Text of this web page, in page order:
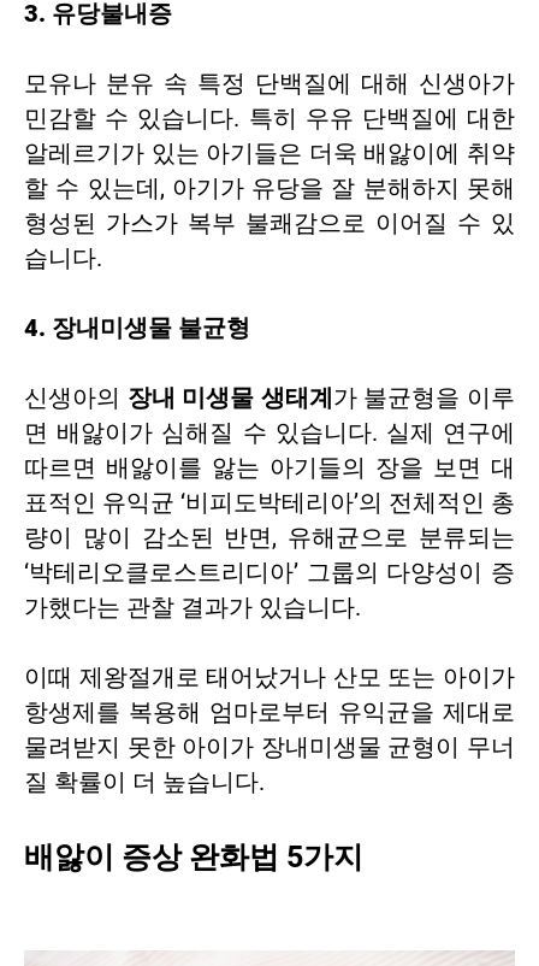
3. 유당불내증
모유나 분유 속 특정 단백질에 대해 신생아가
민감할 수 있습니다. 특히 우유 단백질에 대한
알레르기가 있는 아기들은 더욱 배앓이에 취약
할 수 있는데, 아기가 유당을 잘 분해하지 못해
형성된 가스가 복부 불쾌감으로 이어질 수 있
습니다.
4. 장내미생물 불균형
신생아의 장내 미생물 생태계 가 불균형을 이루
면 배앓이가 심해질 수 있습니다. 실제 연구에
따르면 배앓이를 앓는 아기들의 장을 보면 대
표적인 유익균 ‘비피도박테리아’의 전체적인 총
량이 많이 감소된 반면, 유해균으로 분류되는
‘박테리오클로스트리디아’ 그룹의 다양성이 증
가했다는 관찰 결과가 있습니다.
이때 제왕절개로 태어났거나 산모 또는 아이가
항생제를 복용해 엄마로부터 유익균을 제대로
물려받지 못한 아이가 장내미생물 균형이 무너
질 확률이 더 높습니다.
배앓이 증상 완화법 5가지